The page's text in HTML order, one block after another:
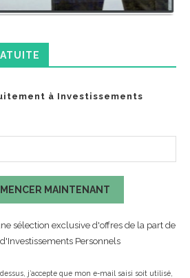
à Investissements
MAINTENANT
sélection exclusive d'offres de la part de
Personnels
j’accepte que mon e-mail saisi soit utilisé,